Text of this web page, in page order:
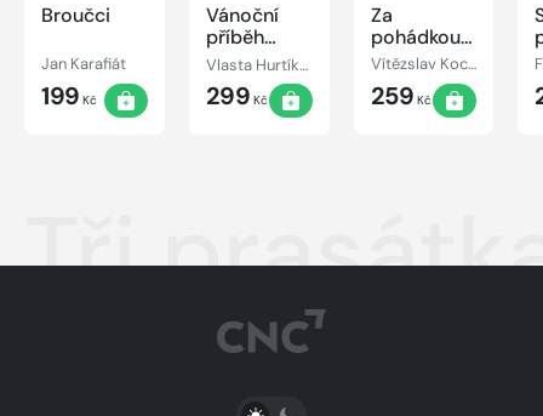
Broučci
Jan Karafiát
199 Kč
Vánoční
příběh
pejska a
kočičky
Vlasta Hurtíková
299 Kč
Za
pohádkou
kolem
světa
Vítězslav Kocourek
259 Kč
Tři
PŘEPNOUT SVĚTLÝ/TMAVÝ REŽIM